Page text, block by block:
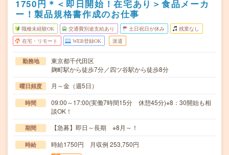
1750円＊＜即日開始！在宅あり＞食品メーカ
ー！製品規格書作成のお仕事
職種未経験OK 交通費別途支給あり 土日祝日が休み 残業なし
在宅・リモート WEB登録OK 派遣
勤務地
東京都千代田区
麹町駅から徒歩7分／四ツ谷駅から徒歩8分
曜日頻度 月～金（週5日）
時間
09:00～17:00(実働7時間15分 休憩45分)※8：30開始も相
談OK！
期間 【急募】即日～長期 ※8月～！
時給 時給1750円 月収例 253,750円